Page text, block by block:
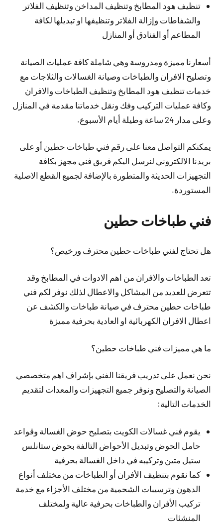
تنظيف هود المطابخ وتنظيف المداخن وتنظيف الفلاتر
والشفاطات وإزالة الفلاتر وتنظيفها او تبديلها لكافة
المطاعم أو الفنادق أو المنازل
أسعارنا مميزة ومدروسة وهي شاملة كافة عمليات الصيانة
وتصليح الافران والطباخات وصيانة الغسالات والثلاجات مع
خدمات تنظيف هود المطابخ وتنظيف الطباخات والافران
وكافة عمليات التركيب وفك ونقل خدماتنا مقدمة في المنازل
وعلى مدار 24 ساعة وطيلة أيام الأسبوع.
يمكنكم التواصل معنا على رقم فني طباخات حطين أو على
بريدنا الالكتروني لنرسل اليكم فريق فني مجهز بكافة
التجهيزات الحديثة والمتطورة بالإضافة لجميع القطع الاصلية
المستوردة.
فني طباخات حطين
هل تحتاج لفني طباخات حطين محترف ورخيص؟
تعد الطباخات والافران من اهم الادوات في المطابخ وقد
تتعرض للعديد من المشاكل والاعطال لذلك نوفر لكم فني
طباخات حطين محترف في صيانة طباخات والكشف عن
اعطال الافران الكهربائية او العادية بحرفية مميزة
ما هي مميزات فني طباخات حطين؟
نحن نعمل على تدريب فريقنا الفني بإشراف اهم متخصصي
الصيانة والتصليح ونوفر جميع التجهيزات والمعدات لتقديم
الخدمات التالية:
يقوم فني غسالات الكويت بتصليح حوض الغسالة وقواعد
حامل الحوض وتبديل الأحواض التالفة بحوض ستانلس
ستيل متين وتركيبه في داخل الغسالة بحرفية
كما نقوم بتنظيف الأفران أو الطباخات من مختلف أنواع
الدهون وترسيبات الشحمية من مختلف الأجزاء مع خدمة
تركيب الأفران والطباخات بحرفية عالية ولمختلف
المنشئات